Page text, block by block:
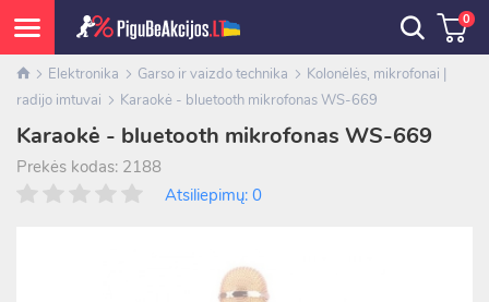
0
Elektronika Garso ir vaizdo technika
Kolonėlės, mikrofonai |
radijo imtuvai
Karaokė - bluetooth mikrofonas WS-669
Karaokė - bluetooth mikrofonas WS-669
Prekės kodas: 2188
Atsiliepimų: 0